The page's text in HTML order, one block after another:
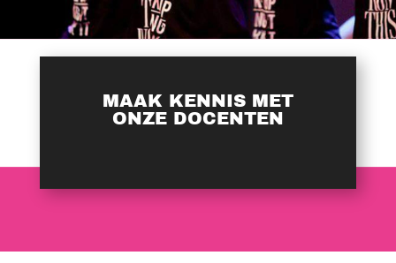
MAAK KENNIS MET
ONZE DOCENTEN